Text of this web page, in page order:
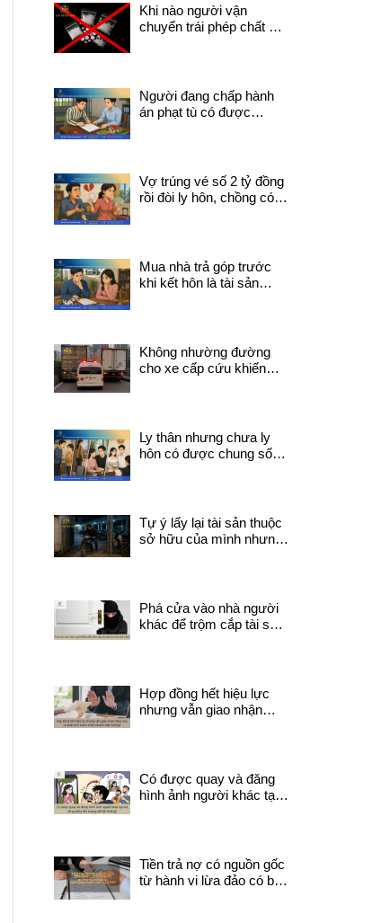
Khi nào người vận
chuyển trái phép chất ma
Người đang chấp hành
án phạt tù có được
Vợ trúng vé số 2 tỷ đồng
rồi đòi ly hôn, chồng có
Mua nhà trả góp trước
khi kết hôn là tài sản
Không nhường đường
cho xe cấp cứu khiến
như thế nào?
Ly thân nhưng chưa ly
hôn có được chung sống
Tự ý lấy lại tài sản thuộc
sở hữu của mình nhưng
Phá cửa vào nhà người
khác để trộm cắp tài sản
Hợp đồng hết hiệu lực
nhưng vẫn giao nhận
Có được quay và đăng
hình ảnh người khác tại
Tiền trả nợ có nguồn gốc
từ hành vi lừa đảo có bị